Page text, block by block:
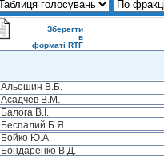
Зберегти
в
форматі RTF
Альошин В.Б.
Асадчев В.М.
Балога В.І.
Беспалий Б.Я.
Бойко Ю.А.
Бондаренко В.Д.